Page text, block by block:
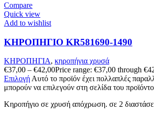
Compare
Quick view
Add to wishlist
ΚΗΡΟΠΗΓΙΟ KR581690-1490
ΚΗΡΟΠΗΓΙΑ, κηροπήγια χρυσά
€37,00 – €42,00Price range: €37,00 through
ΕπιλογήΑυτό το προϊόν έχει πολλαπλές
μπορούν να επιλεγούν στη σελίδα του
Κηροπήγιο σε χρυσή απόχρωση. σε 2